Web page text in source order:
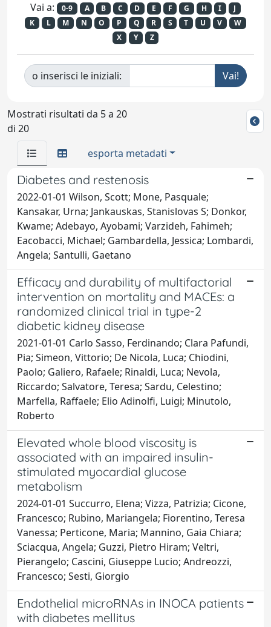
Vai a: 0-9 A B C D E F G H I
J
K
L M N O P Q R S T U V
W
X
Y Z
o inserisci le iniziali:
Mostrati risultati da 5 a 20
di 20
esporta metadati
Diabetes and restenosis
2022-01-01 Wilson, Scott; Mone, Pasquale;
Kansakar, Urna; Jankauskas, Stanislovas S; Donkor,
Kwame; Adebayo, Ayobami; Varzideh, Fahimeh;
Eacobacci, Michael; Gambardella, Jessica; Lombardi,
Angela; Santulli, Gaetano
Efficacy and durability of multifactorial
intervention on mortality and MACEs: a
randomized clinical trial in type-2
diabetic kidney disease
2021-01-01 Carlo Sasso, Ferdinando; Clara Pafundi,
Pia; Simeon, Vittorio; De Nicola, Luca; Chiodini,
Paolo; Galiero, Rafaele; Rinaldi, Luca; Nevola,
Riccardo; Salvatore, Teresa; Sardu, Celestino;
Marfella, Raffaele; Elio Adinolfi, Luigi; Minutolo,
Roberto
Elevated whole blood viscosity is
associated with an impaired insulin-
stimulated myocardial glucose
metabolism
2024-01-01 Succurro, Elena; Vizza, Patrizia; Cicone,
Francesco; Rubino, Mariangela; Fiorentino, Teresa
Vanessa; Perticone, Maria; Mannino, Gaia Chiara;
Sciacqua, Angela; Guzzi, Pietro Hiram; Veltri,
Pierangelo; Cascini, Giuseppe Lucio; Andreozzi,
Francesco; Sesti, Giorgio
Endothelial microRNAs in INOCA patients
with diabetes mellitus